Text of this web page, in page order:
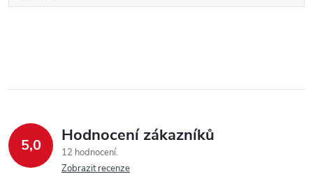
5,0 Hodnocení zákazníků
12 hodnocení
Zobrazit recenze